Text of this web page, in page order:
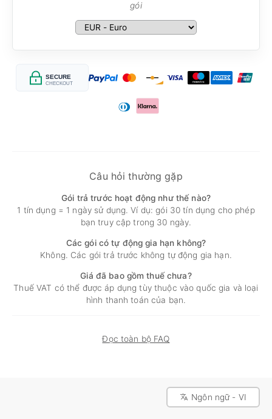
gói
SECURE
CHECKOUT
Câu hỏi thường gặp
Gói trả trước hoạt động như thế nào?
1 tín dụng = 1 ngày sử dụng. Ví dụ: gói 30 tín dụng cho phép
bạn truy cập trong 30 ngày.
Các gói có tự động gia hạn không?
Không. Các gói trả trước không tự động gia hạn.
Giá đã bao gồm thuế chưa?
Thuế VAT có thể được áp dụng tùy thuộc vào quốc gia và loại
hình thanh toán của bạn.
Đọc toàn bộ FAQ
Ngôn ngữ - VI